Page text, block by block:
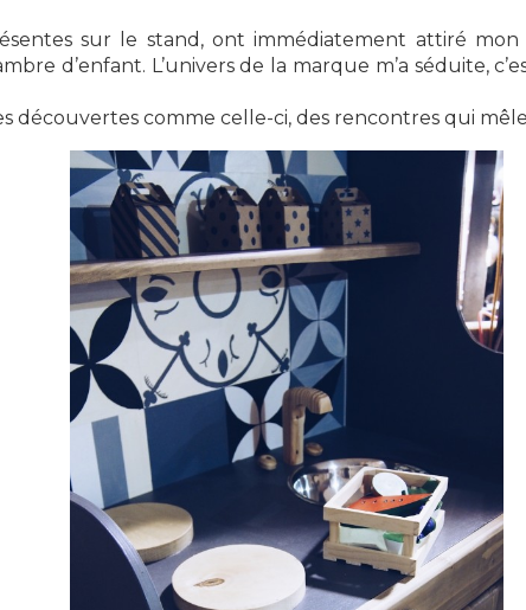
sur le stand, ont immédiatement attiré mon
d’enfant. L’univers de la marque m’a séduite,
découvertes comme celle-ci, des rencontres qui